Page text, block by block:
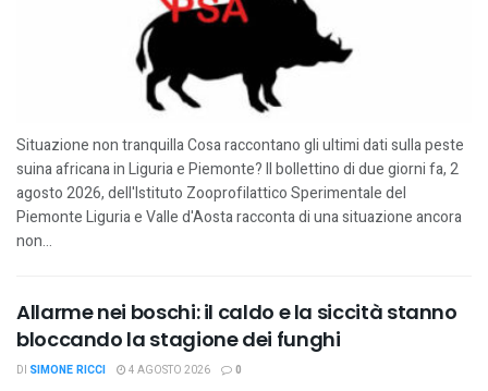
Situazione non tranquilla Cosa raccontano gli ultimi dati sulla peste
suina africana in Liguria e Piemonte? Il bollettino di due giorni fa, 2
agosto 2026, dell'Istituto Zooprofilattico Sperimentale del
Piemonte Liguria e Valle d'Aosta racconta di una situazione ancora
non...
Allarme nei boschi: il caldo e la siccità stanno
bloccando la stagione dei funghi
DI SIMONE RICCI 4 AGOSTO 2026 0